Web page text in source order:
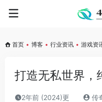
首页 • 博客 • 行业资讯 • 游戏资
打造无私世界，
2年前 (2024)更
传